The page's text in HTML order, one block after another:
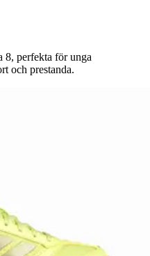
8, perfekta för unga
och prestanda.